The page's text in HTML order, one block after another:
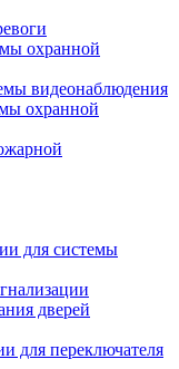
охранной
видеонаблюдения
охранной
для системы
дверей
для переключателя